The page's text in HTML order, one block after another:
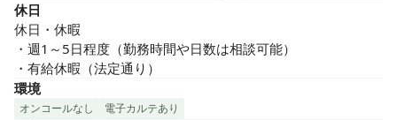
休日
休日・休暇
・週1～5日程度（勤務時間や日数は相談可能）
・有給休暇（法定通り）
環境
オンコールなし 電子カルテあり